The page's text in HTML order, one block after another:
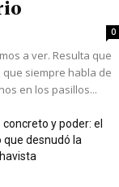
0
a ver. Resulta que
siempre habla de
en los pasillos...
y poder: el
desnudó la